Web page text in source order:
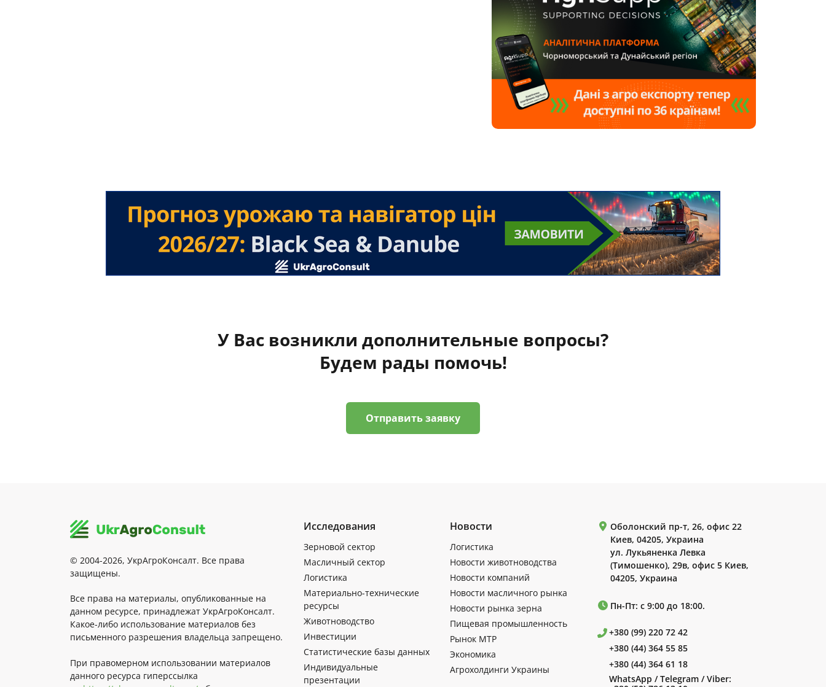
У Вас возникли дополнительные вопросы?
Будем рады помочь!
Отправить заявку
© 2004-2026, УкрАгроКонсалт. Все права
защищены.
Все права на материалы, опубликованные на
данном ресурсе, принадлежат УкрАгроКонсалт.
Какое-либо использование материалов без
письменного разрешения владельца запрещено.
При правомерном использовании материалов
данного ресурса гиперссылка
Исследования
Зерновой сектор
Масличный сектор
Логистика
Материально-технические
ресурсы
Животноводство
Инвестиции
Статистические базы данных
Индивидуальные
презентации
Новости
Логистика
Новости животноводства
Новости компаний
Новости масличного рынка
Новости рынка зерна
Пищевая промышленность
Рынок МТР
Экономика
Агрохолдинги Украины
Оболонский пр-т, 26, офис 22
Киев, 04205, Украина
ул. Лукьяненка Левка
(Тимошенко), 29в, офис 5 Киев,
04205, Украина
Пн-Пт: с 9:00 до 18:00.
+380 (99) 220 72 42
+380 (44) 364 55 85
+380 (44) 364 61 18
WhatsApp / Telegram / Viber: